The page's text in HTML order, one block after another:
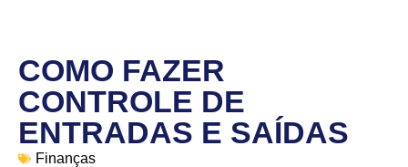
COMO FAZER
CONTROLE DE
ENTRADAS E SAÍDAS
Finanças